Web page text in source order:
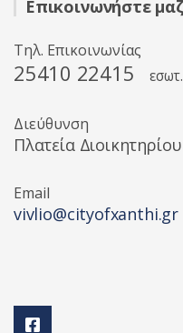
Επικοινωνήστε
Τηλ. Επικοινωνίας
25410 22415
Διεύθυνση
Πλατεία
Email
vivlio@cityofxanthi.gr